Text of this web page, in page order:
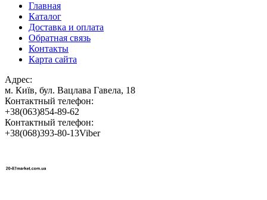
Главная
Каталог
Доставка и оплата
Обратная связь
Контакты
Карта сайта
Адрес:
м. Київ, бул. Вацлава Гавела, 18
Контактный телефон:
+38(063)854-89-62
Контактный телефон:
+38(068)393-80-13Viber